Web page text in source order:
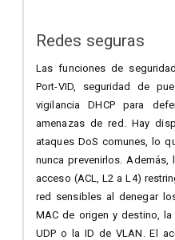
Redes seguras
Las funciones de
Port-VID, seguridad de
vigilancia DHCP para
amenazas de red. Hay
ataques DoS comunes, lo
nunca prevenirlos.
acceso (ACL, L2 a L4)
red sensibles al denegar
MAC de origen y destino,
UDP o la ID de VLAN. El